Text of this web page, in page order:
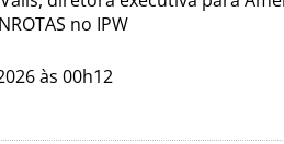
no IPW
às 00h12